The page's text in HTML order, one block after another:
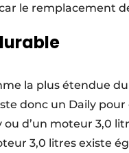
le remplacement
la plus étendue
donc un Daily
ou d’un moteur 3,0
3,0 litres existe